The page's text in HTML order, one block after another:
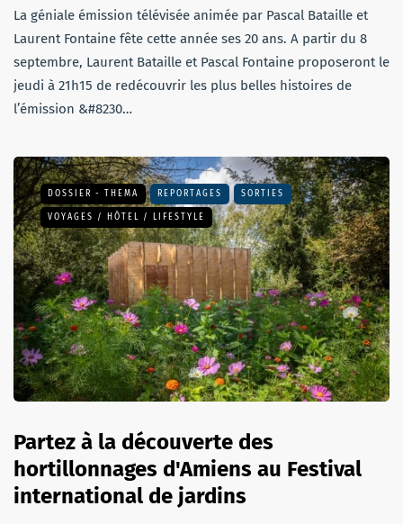
La géniale émission télévisée animée par Pascal Bataille et
Laurent Fontaine fête cette année ses 20 ans. A partir du 8
septembre, Laurent Bataille et Pascal Fontaine proposeront le
jeudi à 21h15 de redécouvrir les plus belles histoires de
l’émission &#8230…
DOSSIER - THEMA REPORTAGES SORTIES
VOYAGES / HÔTEL / LIFESTYLE
Partez à la découverte des
hortillonnages d'Amiens au Festival
international de jardins